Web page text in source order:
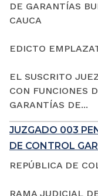
DE GARANTÍAS
CAUCA
EDICTO
EL SUSCRITO
CON FUNCIONES
GARANTÍAS DE...
JUZGADO 003
DE CONTROL
REPÚBLICA DE
RAMA JUDICIAL